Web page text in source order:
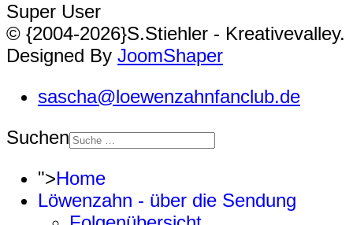
Super User
© {2004-2026}S.Stiehler - Kreativevalley.
Designed By JoomShaper
sascha@loewenzahnfanclub.de
Suchen
">Home
Löwenzahn - über die Sendung